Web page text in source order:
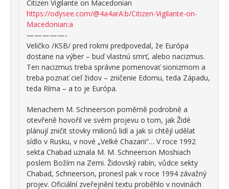
Citizen Vigilante on Macedonian
https://odysee.com/@4a4arA:b/Citizen-Vigilante-on-
Macedonian:a
—————-
Veličko /KSB/ pred rokmi predpovedal, že Európa
dostane na výber – buď vlastnú smrť, alebo nacizmus.
Ten nacizmus treba správne pomenovať sionizmom a
treba poznať cieľ židov – zničenie Edomu, teda Západu,
teda Ríma – a to je Európa.
Menachem M. Schneerson poměrně podrobně a
otevřeně hovořil ve svém projevu o tom, jak Židé
plánují zničit stovky milionů lidí a jak si chtějí udělat
sídlo v Rusku, v nové „Velké Chazarii“… V roce 1992
sekta Chabad uznala M. M. Schneerson Moshiach
poslem Božím na Zemi. Židovský rabín, vůdce sekty
Chabad, Schneerson, pronesl pak v roce 1994 závažný
projev. Oficiální zveřejnění textu proběhlo v novinách